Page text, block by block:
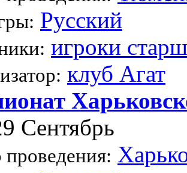
Русский
игроки
клуб Агат
Сентябрь